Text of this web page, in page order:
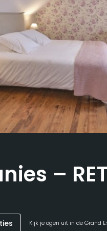
–
Kijk je ogen uit in de Grand